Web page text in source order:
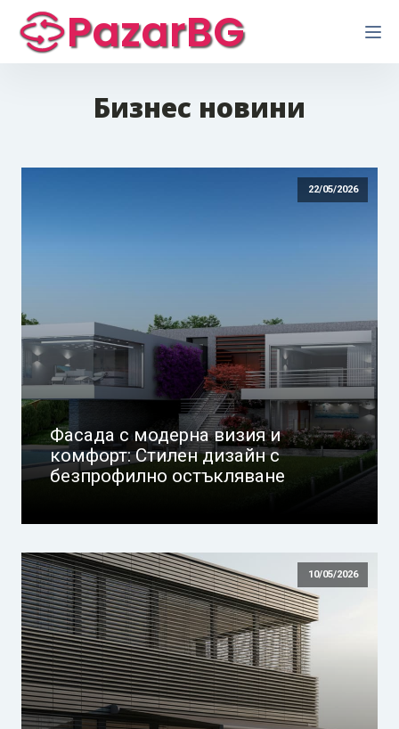
PazarBG
Бизнес новини
22/05/2026
Фасада с модерна визия и
комфорт: Стилен дизайн с
безпрофилно остъкляване
10/05/2026